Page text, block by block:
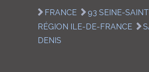
FRANCE
93 SEINE-
RÉGION ILE-DE-FRANCE
DENIS